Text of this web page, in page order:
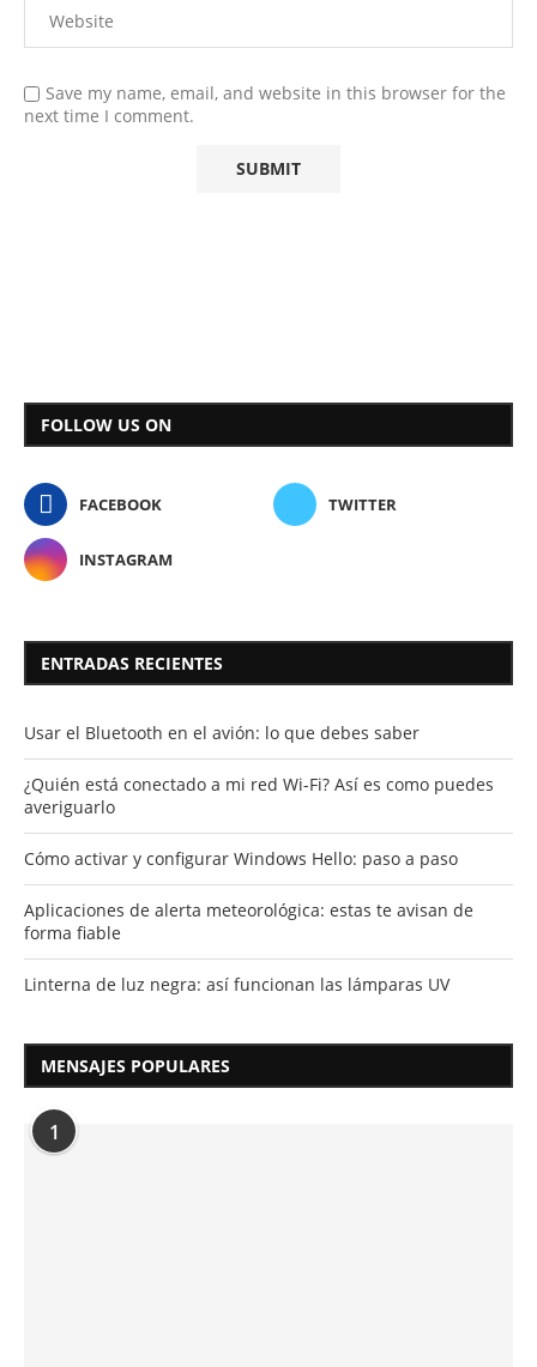
Save my name, email, and website in this browser for the
next time I comment.
FOLLOW US ON
FACEBOOK TWITTER
INSTAGRAM
ENTRADAS RECIENTES
Usar el Bluetooth en el avión: lo que debes saber
¿Quién está conectado a mi red Wi-Fi? Así es como puedes
averiguarlo
Cómo activar y configurar Windows Hello: paso a paso
Aplicaciones de alerta meteorológica: estas te avisan de
forma fiable
Linterna de luz negra: así funcionan las lámparas UV
MENSAJES POPULARES
1